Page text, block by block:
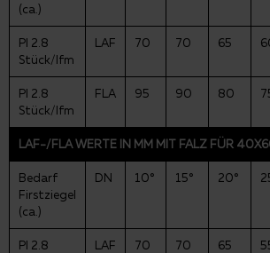
(ca.)
PI 2.8
Stück/lfm
LAF 70 70 65
PI 2.8
Stück/lfm
FLA 95 90 80
LAF-/FLA WERTE IN MM MIT FALZ FÜR
Bedarf
Firstziegel
(ca.)
DN 10° 15° 20°
PI 2.8
LAF 70 70 65